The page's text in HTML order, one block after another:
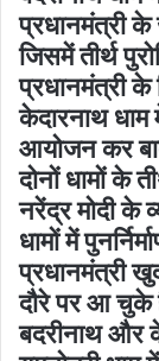
प्रधानमंत्री के
जिसमें तीर्थ
प्रधानमंत्री
केदारनाथ धाम
आयोजन कर
दोनों धामों के
नरेंद्र मोदी के
धामों में
प्रधानमंत्री
दौरे पर आ चुके
बदरीनाथ और